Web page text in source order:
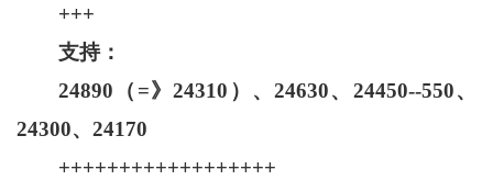
+++
支持：
24890（=》24310）、24630、24450--550、
24300、24170
++++++++++++++++++